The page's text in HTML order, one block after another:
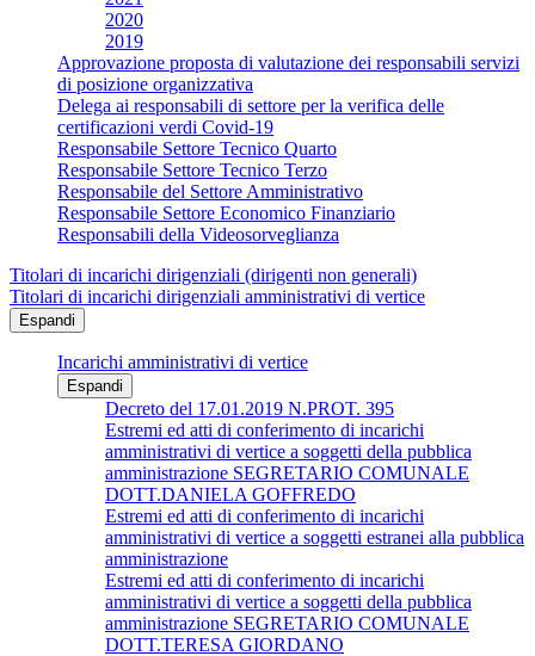
2020
2019
Approvazione proposta di valutazione dei responsabili servizi
di posizione organizzativa
Delega ai responsabili di settore per la verifica delle
certificazioni verdi Covid-19
Responsabile Settore Tecnico Quarto
Responsabile Settore Tecnico Terzo
Responsabile del Settore Amministrativo
Responsabile Settore Economico Finanziario
Responsabili della Videosorveglianza
Titolari di incarichi dirigenziali (dirigenti non generali)
Titolari di incarichi dirigenziali amministrativi di vertice
Espandi
Incarichi amministrativi di vertice
Espandi
Decreto del 17.01.2019 N.PROT. 395
Estremi ed atti di conferimento di incarichi
amministrativi di vertice a soggetti della pubblica
amministrazione SEGRETARIO COMUNALE
DOTT.DANIELA GOFFREDO
Estremi ed atti di conferimento di incarichi
amministrativi di vertice a soggetti estranei alla pubblica
amministrazione
Estremi ed atti di conferimento di incarichi
amministrativi di vertice a soggetti della pubblica
amministrazione SEGRETARIO COMUNALE
DOTT.TERESA GIORDANO